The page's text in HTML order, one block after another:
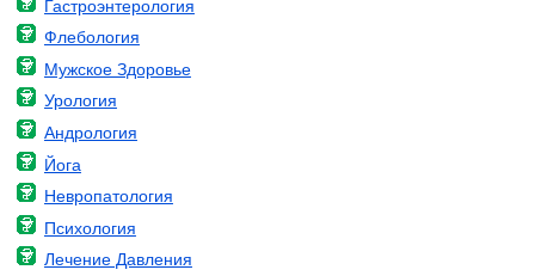
Гастроэнтерология
Флебология
Мужское Здоровье
Урология
Андрология
Йога
Невропатология
Психология
Лечение Давления